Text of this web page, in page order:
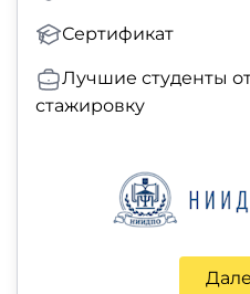
Сертификат
Лучшие студенты
стажировку